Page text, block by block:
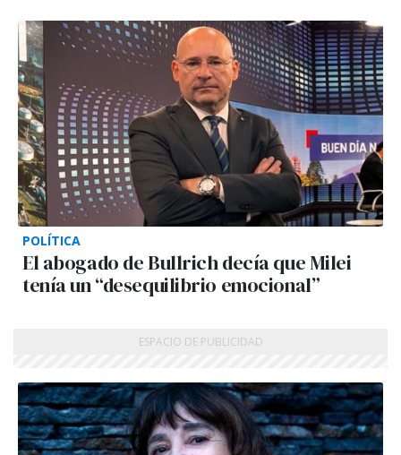
POLÍTICA
El abogado de Bullrich decía que Milei
tenía un “desequilibrio emocional”